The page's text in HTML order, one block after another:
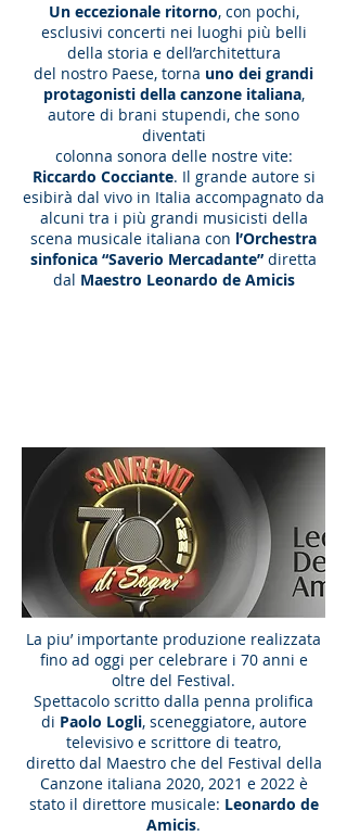
Un eccezionale ritorno, con pochi,
esclusivi concerti nei luoghi più belli
della storia e dell’architettura
del nostro Paese, torna uno dei grandi
protagonisti della canzone italiana,
autore di brani stupendi, che sono
diventati
colonna sonora delle nostre vite:
Riccardo Cocciante. Il grande autore si
esibirà dal vivo in Italia accompagnato da
alcuni tra i più grandi musicisti della
scena musicale italiana con l’Orchestra
sinfonica “Saverio Mercadante” diretta
dal Maestro Leonardo de Amicis
La piu’ importante produzione realizzata
fino ad oggi per celebrare i 70 anni e
oltre del Festival.
Spettacolo scritto dalla penna prolifica
di Paolo Logli, sceneggiatore, autore
televisivo e scrittore di teatro,
diretto dal Maestro che del Festival della
Canzone italiana 2020, 2021 e 2022 è
stato il direttore musicale: Leonardo de
Amicis.